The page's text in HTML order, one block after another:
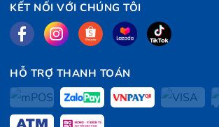
KẾT NỐI VỚI CHÚNG TÔI
HỖ TRỢ THANH TOÁN